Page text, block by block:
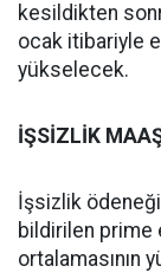
kesildikten
ocak itibariyle
yükselecek.
İŞSİZLİK
İşsizlik
bildirilen prime
ortalamasının